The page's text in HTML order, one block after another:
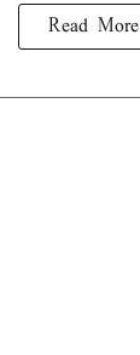
Read More